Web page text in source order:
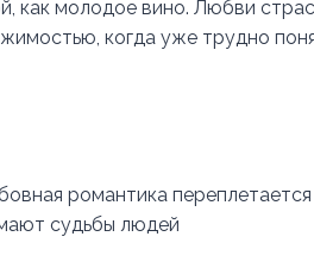
как молодое вино. Любви
когда уже трудно
романтика переплетается
судьбы людей